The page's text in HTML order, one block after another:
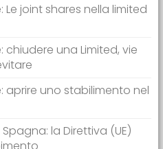
joint shares nella limited
chiudere una Limited, vie
aprire uno stabilimento nel
la Direttiva (UE)